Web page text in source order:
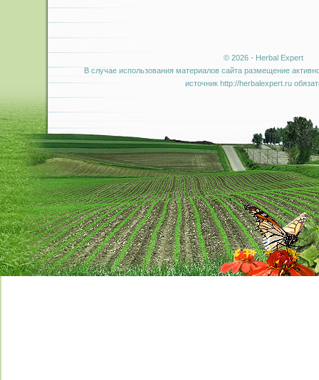
© 2026 - Herbal Expert
В случае использования материалов сайта размещение
источник http://herbalexpert.ru